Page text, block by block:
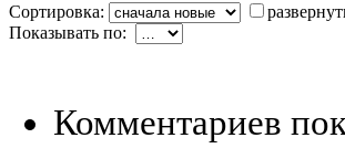
Сортировка:
Показывать по:
Комментариев